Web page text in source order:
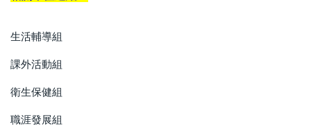
生活輔導組
課外活動組
衛生保健組
職涯發展組